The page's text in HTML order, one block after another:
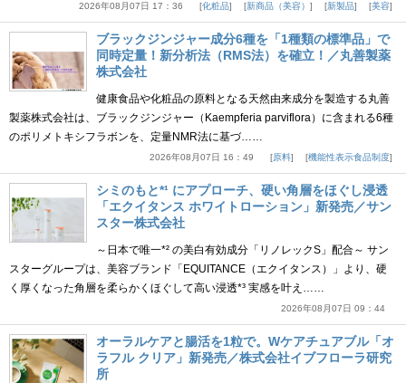
2026年08月07日 17：36 化粧品 新商品（美容） 新製品 美容
ブラックジンジャー成分6種を「1種類の標準品」で
同時定量！新分析法（RMS法）を確立！／丸善製薬
株式会社
健康食品や化粧品の原料となる天然由来成分を製造する丸善
製薬株式会社は、ブラックジンジャー（Kaempferia parviflora）に含まれる6種
のポリメトキシフラボンを、定量NMR法に基づ……
2026年08月07日 16：49 原料 機能性表示食品制度
シミのもと*¹ にアプローチ、硬い角層をほぐし浸透
「エクイタンス ホワイトローション」新発売／サン
スター株式会社
～日本で唯一*² の美白有効成分「リノレックS」配合～ サン
スターグループは、美容ブランド「EQUITANCE（エクイタンス）」より、硬
く厚くなった角層を柔らかくほぐして高い浸透*³ 実感を叶え……
2026年08月07日 09：44
オーラルケアと腸活を1粒で。Wケアチュアブル「オ
ラフル クリア」新発売／株式会社イブフローラ研究
所